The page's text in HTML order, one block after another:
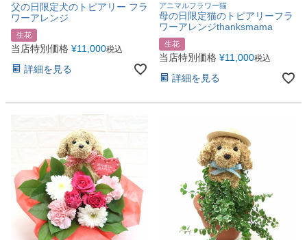
父の日限定犬のトピアリー フラ
ワーアレンジ
生花
当店特別価格 ¥11,000税込
詳細を見る
アニマルフラワー猫
母の日限定猫のトピアリーフラ
ワーアレンジthanksmama
生花
当店特別価格 ¥11,000税込
詳細を見る